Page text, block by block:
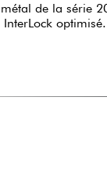
de la série